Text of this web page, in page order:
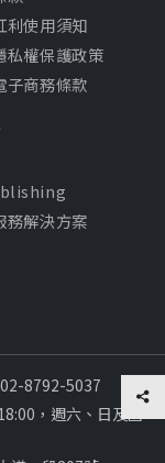
利使用須知
私權保護政策
子商務條款
務解決方案
8792-5037
，週六、日及國